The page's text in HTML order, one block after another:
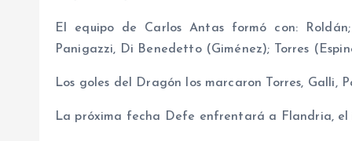
El equipo de Carlos Antas formó con:
Panigazzi, Di Benedetto (Giménez); Torres
Los goles del Dragón los marcaron Torres, Galli,
La próxima fecha Defe enfrentará a Flandria, el